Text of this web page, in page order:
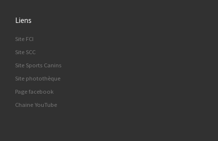
Liens
Site FCI
Site SCC
Site Sports Canins
Site photothèque
Page facebook
Chaine YouTube